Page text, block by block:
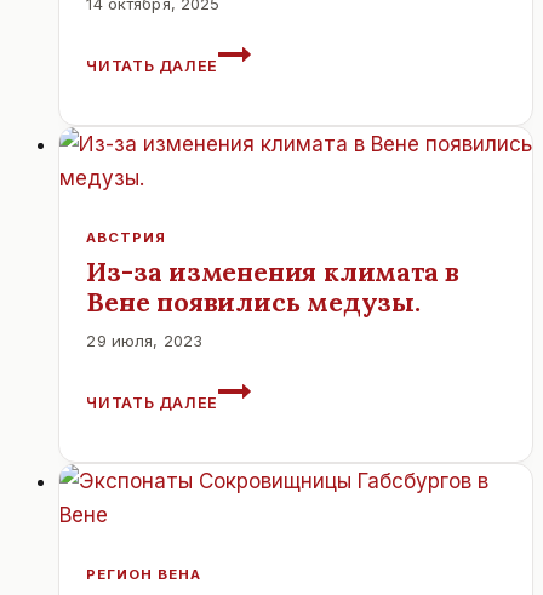
ЧИТАТЬ ДАЛЕЕ
WIENER
АРЕНА
ЕВРОВИДЕНИЯ
АВСТРИЯ
Из-за изменения климата в
Вене появились медузы.
29 июля, 2023
ЧИТАТЬ ДАЛЕЕ
ИЗ-
КЛИМАТА
В
РЕГИОН ВЕНА